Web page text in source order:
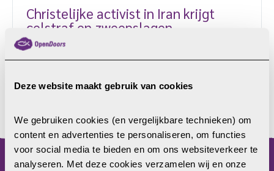
Deze website maakt gebruik van cookies
We gebruiken cookies (en vergelijkbare technieken) om
content en advertenties te personaliseren, om functies
voor social media te bieden en om ons websiteverkeer te
analyseren. Met deze cookies verzamelen wij en onze
Christelijke activist in Iran krijgt
celstraf en zweepslagen
De Iraans-christelijke activist Mary Mohammadi is
veroordeeld tot drie maanden plus een dag
aandeel bij een protestdemonstratie. De 21-jarige
mensenrechtenorganisatie Article18. De rechtbank
heeft Mohammadi veroordeeld vanwege haar
vermeende deelname aan een demonstratie tegen
het neerhalen van een Oekraïens vliegtuig in